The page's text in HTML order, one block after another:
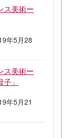
ス美術ー
年5月28
ス美術ー
」
年5月21